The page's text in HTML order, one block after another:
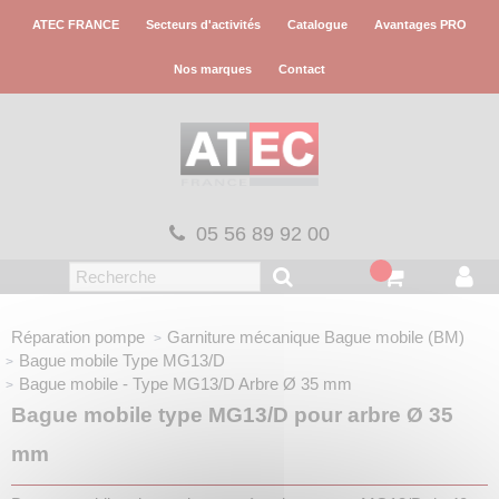
ATEC FRANCE Secteurs d'activités Catalogue Avantages PRO
Nos marques Contact
05 56 89 92 00
Réparation pompe Garniture mécanique Bague mobile (BM)
Bague mobile Type MG13/D
Bague mobile - Type MG13/D Arbre Ø 35 mm
Bague mobile type MG13/D pour arbre Ø 35
mm